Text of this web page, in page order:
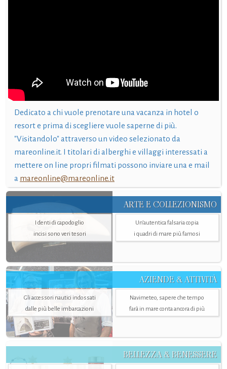
Dedicato a chi vuole prenotare una vacanza in hotel o
resort e prima di scegliere vuole saperne di più.
"Visitandolo" attraverso un video selezionato da
mareonline.it. I titolari di alberghi e villaggi interessati a
mettere on line propri filmati possono inviare una e mail
a mareonline@mareonline.it
ARTE E COLLEZIONISMO
I denti di capodoglio
incisi sono veri tesori
Un’autentica falsaria copia
i quadri di mare più famosi
AZIENDE & ATTIVITÀ
Gli accessori nautici indossati
dalle più belle imbarcazioni
Navimeteo, sapere che tempo
farà in mare conta ancora di più
BELLEZZA & BENESSERE